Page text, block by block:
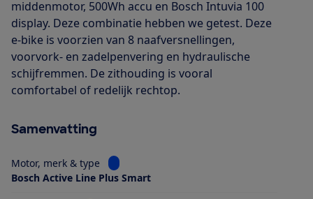
middenmotor, 500Wh accu en Bosch Intuvia 100
display. Deze combinatie hebben we getest. Deze
e-bike is voorzien van 8 naafversnellingen,
voorvork- en zadelpenvering en hydraulische
schijfremmen. De zithouding is vooral
comfortabel of redelijk rechtop.
Samenvatting
Motor, merk & type
Bekijk informatie voor Motor, merk & type
Bosch Active Line Plus Smart